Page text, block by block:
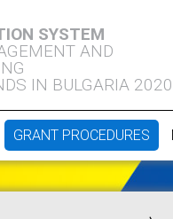
SYSTEM
AND
IN BULGARIA 2020
GRANT PROCEDURES